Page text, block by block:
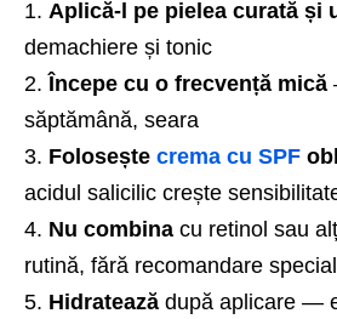
Aplică-l pe pielea curată și
demachiere și tonic
Începe cu o frecvență mică
săptămână, seara
Folosește crema cu SPF
acidul salicilic crește
Nu combina cu retinol sau
rutină, fără recomandare
Hidratează după aplicare —